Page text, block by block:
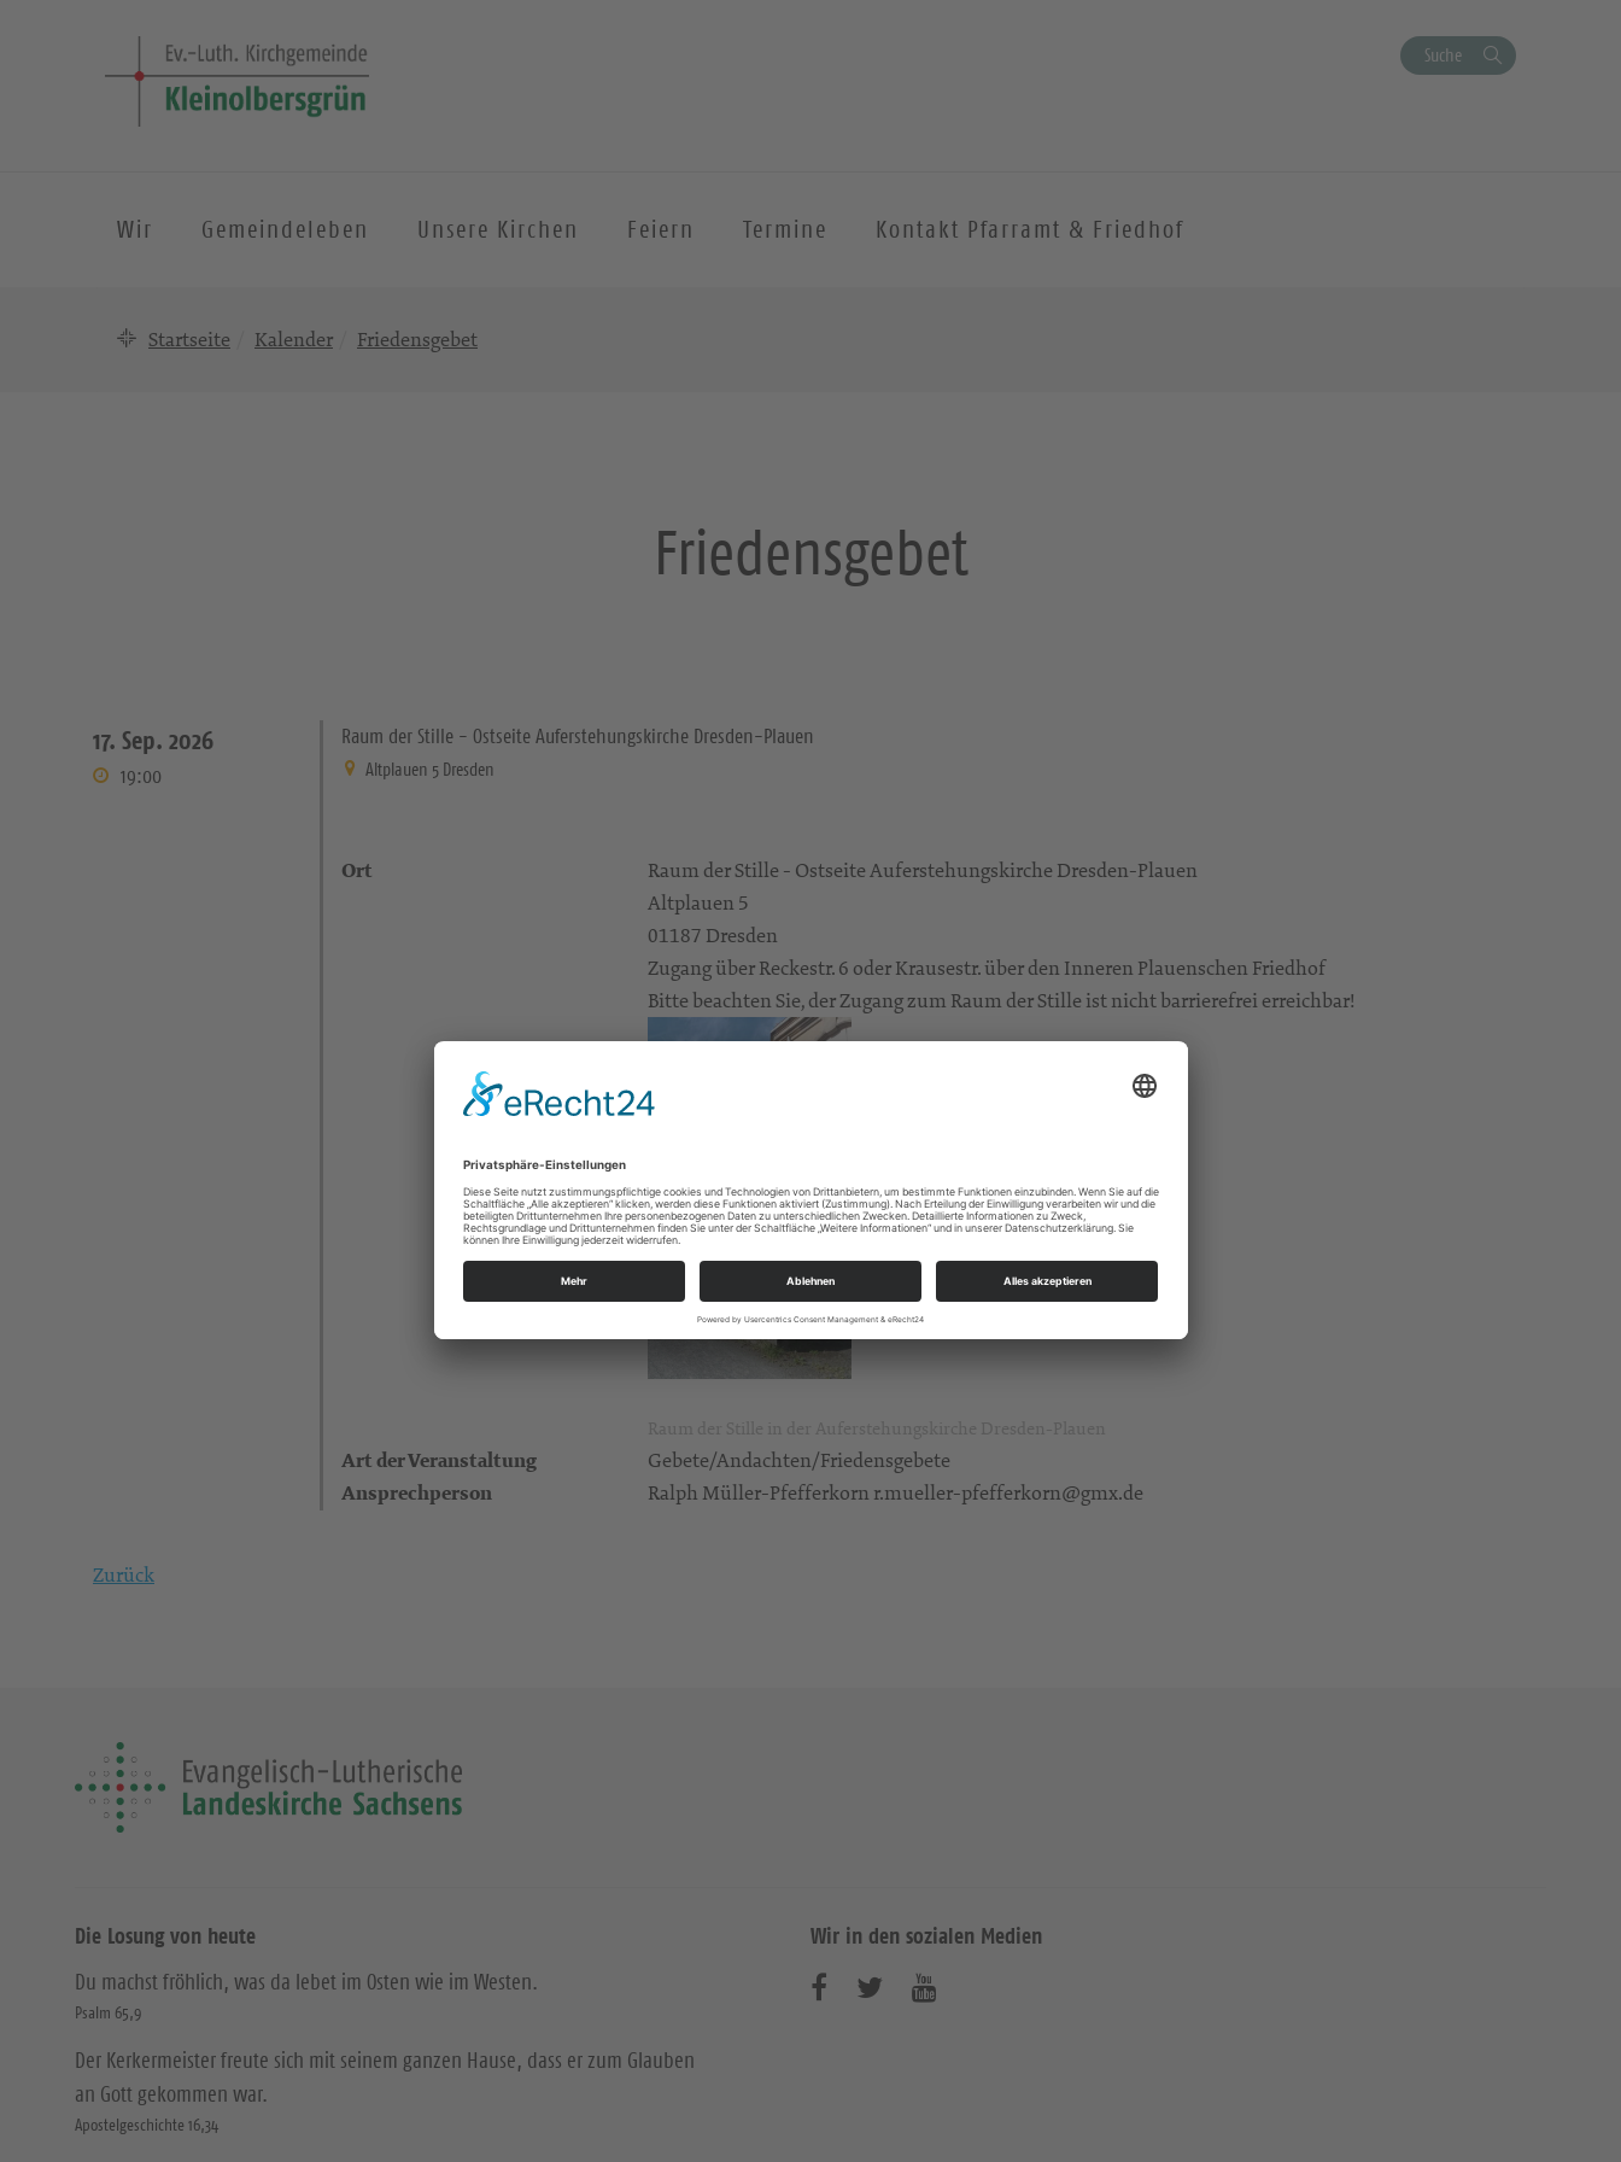
Suche
Wir Gemeindeleben Unsere Kirchen Feiern Termine Kontakt Pfarramt & Friedhof
Startseite Kalender Friedensgebet
Friedensgebet
17. Sep. 2026
19:00
Raum der Stille - Ostseite Auferstehungskirche Dresden-Plauen
Altplauen 5 Dresden
Ort
Raum der Stille - Ostseite Auferstehungskirche Dresden-Plauen
Altplauen 5
01187 Dresden
Zugang über Reckestr. 6 oder Krausestr. über den Inneren Plauenschen Friedhof
Bitte beachten Sie, der Zugang zum Raum der Stille ist nicht barrierefrei erreichbar!
Art der Veranstaltung Gebete/Andachten/Friedensgebete
Ansprechperson Ralph Müller-Pfefferkorn r.mueller-pfefferkorn@gmx.de
Zurück
Die Losung von heute
Du machst fröhlich, was da lebet im Osten wie im Westen.
Psalm 65,9
Der Kerkermeister freute sich mit seinem ganzen Hause, dass er zum Glauben
an Gott gekommen war.
Apostelgeschichte 16,34
Wir in den sozialen Medien
B
B
B